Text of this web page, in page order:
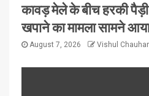
कावड़ मेले के बीच हरकी
खपाने का मामला सामने
August 7, 2026 Vishul